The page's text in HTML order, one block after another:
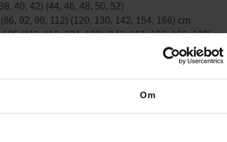
Om
40, 42) (44, 46, 48, 50, 52)
92, 98, 112) (120, 130, 142, 154, 166) cm
105 (110, 118, 124, 130) (142, 151, 158, 168, 180) cm
2, 2, 2) (2, 3, 3, 3, 4) nøgler. Her anvendt fv. Papaya,
2, 3, 3, 3) nøgler. Her anvendt fv. Vild Rose